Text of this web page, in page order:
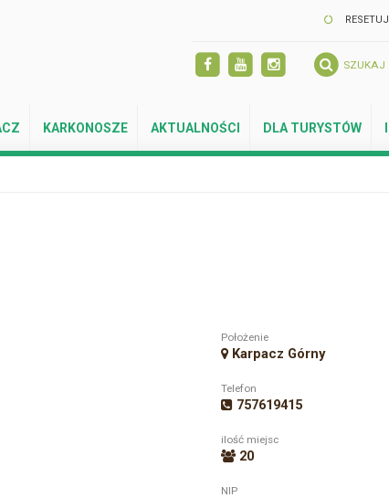
RESETUJ
SZUKAJ
KARKONOSZE AKTUALNOŚCI DLA TURYSTÓW
Położenie
Karpacz Górny
Telefon
757619415
ilość miejsc
20
NIP